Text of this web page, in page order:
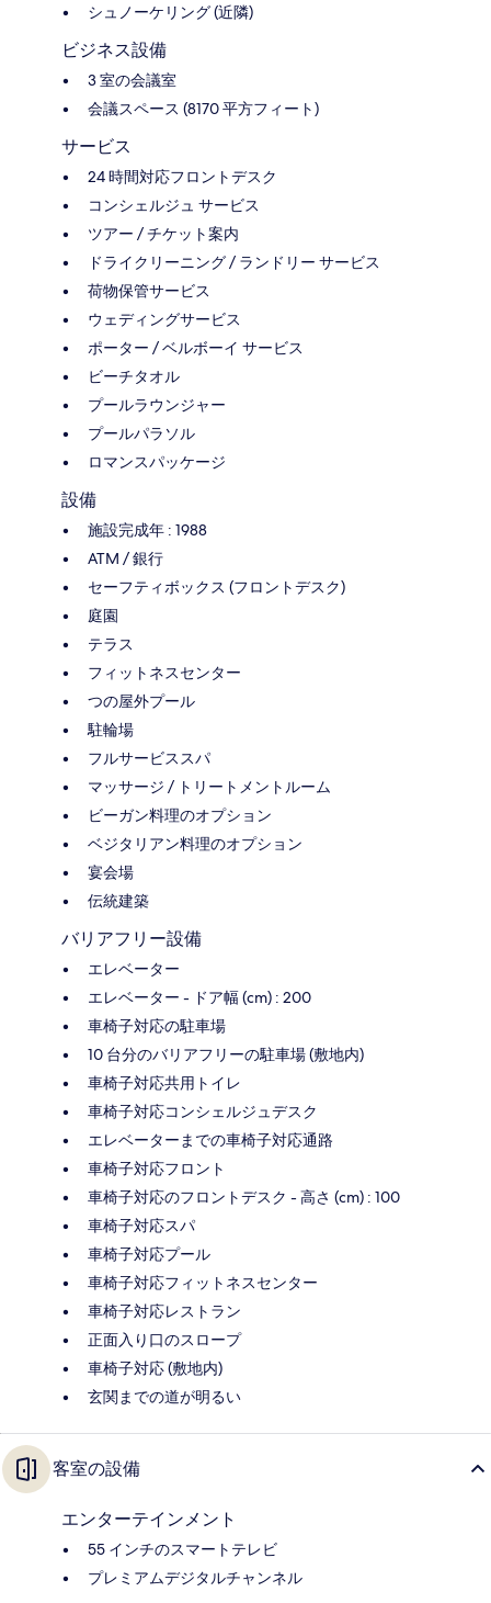
シュノーケリング (近隣)
ビジネス設備
3 室の会議室
会議スペース (8170 平方フィート)
サービス
24 時間対応フロントデスク
コンシェルジュ サービス
ツアー / チケット案内
ドライクリーニング / ランドリー サービス
荷物保管サービス
ウェディングサービス
ポーター / ベルボーイ サービス
ビーチタオル
プールラウンジャー
プールパラソル
ロマンスパッケージ
設備
施設完成年 : 1988
ATM / 銀行
セーフティボックス (フロントデスク)
庭園
テラス
フィットネスセンター
つの屋外プール
駐輪場
フルサービススパ
マッサージ / トリートメントルーム
ビーガン料理のオプション
ベジタリアン料理のオプション
宴会場
伝統建築
バリアフリー設備
エレベーター
エレベーター - ドア幅 (cm) : 200
車椅子対応の駐車場
10 台分のバリアフリーの駐車場 (敷地内)
車椅子対応共用トイレ
車椅子対応コンシェルジュデスク
エレベーターまでの車椅子対応通路
車椅子対応フロント
車椅子対応のフロントデスク - 高さ (cm) : 100
車椅子対応スパ
車椅子対応プール
車椅子対応フィットネスセンター
車椅子対応レストラン
正面入り口のスロープ
車椅子対応 (敷地内)
玄関までの道が明るい
客室の設備
エンターテインメント
55 インチのスマートテレビ
プレミアムデジタルチャンネル